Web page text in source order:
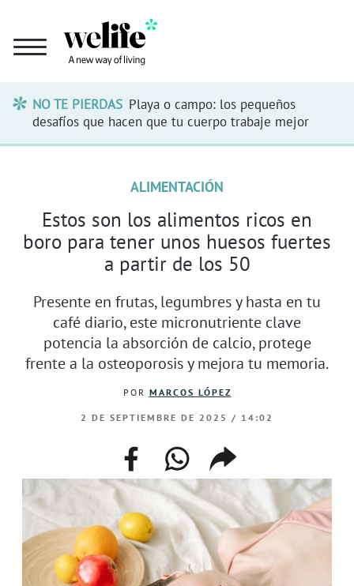
NO TE PIERDAS Playa o campo: los pequeños
desafíos que hacen que tu cuerpo trabaje mejor
ALIMENTACIÓN
Estos son los alimentos ricos en
boro para tener unos huesos fuertes
a partir de los 50
Presente en frutas, legumbres y hasta en tu
café diario, este micronutriente clave
potencia la absorción de calcio, protege
frente a la osteoporosis y mejora tu memoria.
POR MARCOS LÓPEZ
2 DE SEPTIEMBRE DE 2025 / 14:02
facebookwhatsappcompartir
enlace